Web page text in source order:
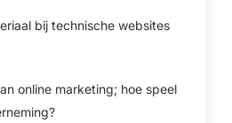
bij technische websites
online marketing; hoe speel